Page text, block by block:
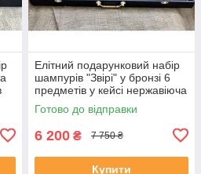
Елітний подарунковий набір
шампурів "Звірі" у бронзі 6
предметів у кейсі нержавіюча
сталь
Готово до відправки
6 200 ₴ 7 750 ₴
Купити